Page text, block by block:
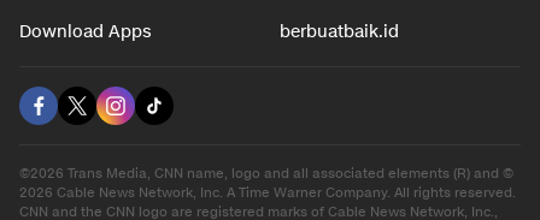
Download Apps berbuatbaik.id
©2026 Trans Media, CNN name, logo and all associated elements (R) and ©
2026 Cable News Network, Inc. A Time Warner Company. All rights reserved.
CNN and the CNN logo are registered marks of Cable News Network, Inc.,